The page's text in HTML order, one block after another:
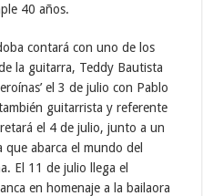
40 años.
contará con uno de los
la guitarra, Teddy Bautista
el 3 de julio con Pablo
guitarrista y referente
el 4 de julio, junto a un
abarca el mundo del
El 11 de julio llega el
en homenaje a la bailaora